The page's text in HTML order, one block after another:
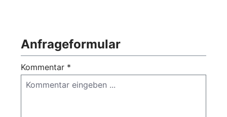
Anfrageformular
Kommentar *